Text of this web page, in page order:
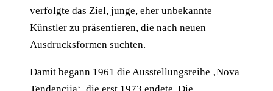
verfolgte das Ziel, junge, eher unbekannte
Künstler zu präsentieren, die nach neuen
Ausdrucksformen suchten.
Damit begann 1961 die Ausstellungsreihe ‚Nova